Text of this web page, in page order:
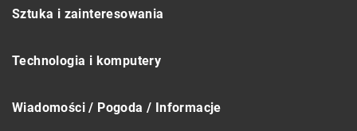
Sztuka i zainteresowania
Technologia i komputery
Wiadomości / Pogoda / Informacje